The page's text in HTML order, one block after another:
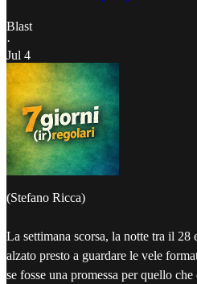
Blast
·
Jul 4
(Stefano Ricca)
La settimana scorsa, la notte tra il
alzato presto a guardare le vele
se fosse una promessa per quello